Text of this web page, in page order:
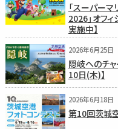
「スーパー
2026」オフ
実施中】
2026年6月25日
隠岐へのチ
10日(木)】
2026年6月18日
第10回茨城